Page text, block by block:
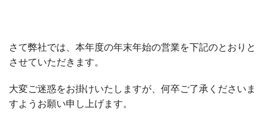
さて弊社では、本年度の年末年始の営業を下記のとおりと
させていただきます。
大変ご迷惑をお掛けいたしますが、何卒ご了承くださいま
すようお願い申し上げます。